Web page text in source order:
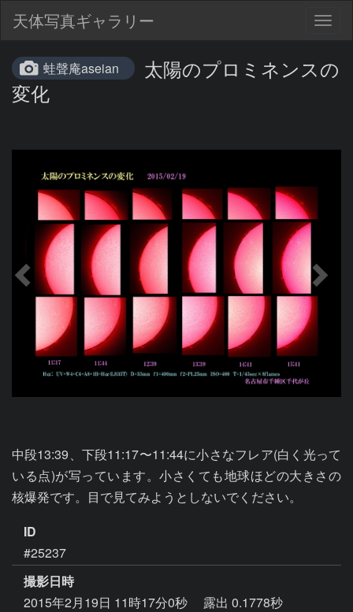
天体写真ギャラリー
蛙聲庵aseian
太陽のプロミネンスの
変化
中段13:39、下段11:17〜11:44に小さなフレア(白く光って
いる点)が写っています。小さくても地球ほどの大きさの
核爆発です。目で見てみようとしないでください。
ID
#25237
撮影日時
2015年2月19日 11時17分0秒
露出 0.1778秒